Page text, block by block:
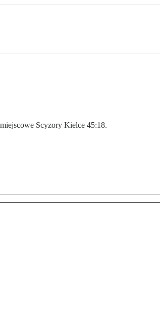
Scyzory Kielce 45:18.